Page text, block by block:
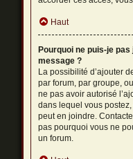
Haut
Pourquoi ne puis-je
message ?
La possibilité d’ajouter
par forum, par groupe,
ne pas avoir autorisé
dans lequel vous
peut en joindre.
pas pourquoi vous ne
un forum.